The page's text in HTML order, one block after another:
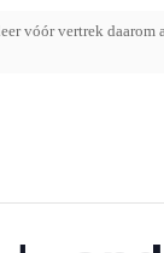
vóór vertrek